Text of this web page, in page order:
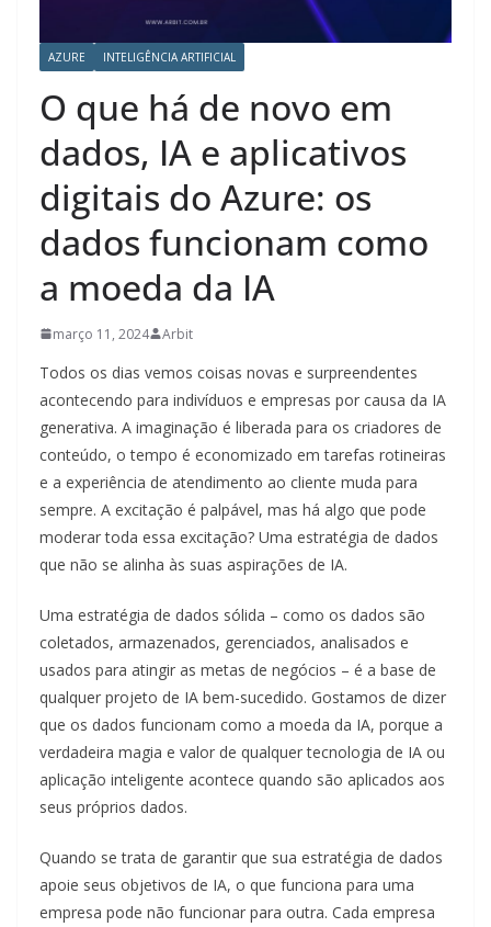
AZURE INTELIGÊNCIA ARTIFICIAL
O que há de novo em
dados, IA e aplicativos
digitais do Azure: os
dados funcionam como
a moeda da IA
março 11, 2024 Arbit
Todos os dias vemos coisas novas e surpreendentes
acontecendo para indivíduos e empresas por causa da IA ​​
generativa. A imaginação é liberada para os criadores de
conteúdo, o tempo é economizado em tarefas rotineiras
e a experiência de atendimento ao cliente muda para
sempre. A excitação é palpável, mas há algo que pode
moderar toda essa excitação? Uma estratégia de dados
que não se alinha às suas aspirações de IA.
Uma estratégia de dados sólida – como os dados são
coletados, armazenados, gerenciados, analisados ​​e
usados ​​para atingir as metas de negócios – é a base de
qualquer projeto de IA bem-sucedido. Gostamos de dizer
que os dados funcionam como a moeda da IA, porque a
verdadeira magia e valor de qualquer tecnologia de IA ou
aplicação inteligente acontece quando são aplicados aos
seus próprios dados.
Quando se trata de garantir que sua estratégia de dados
apoie seus objetivos de IA, o que funciona para uma
empresa pode não funcionar para outra. Cada empresa